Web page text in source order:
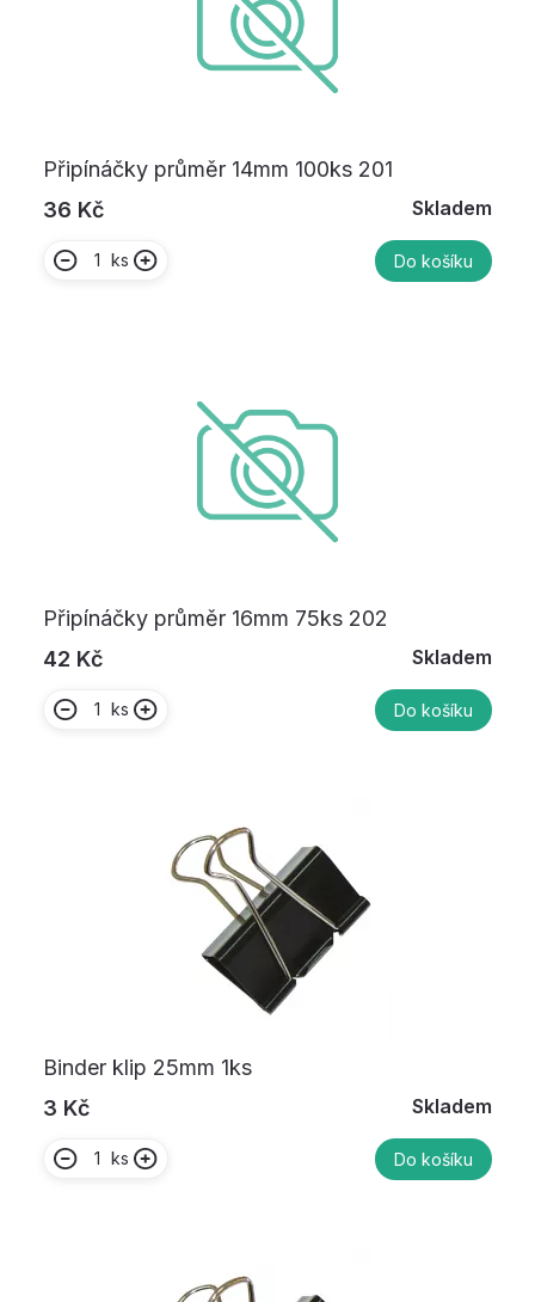
Připínáčky průměr 14mm 100ks 201
36 Kč
Skladem
ks Do košíku
Připínáčky průměr 16mm 75ks 202
42 Kč
Skladem
ks Do košíku
Binder klip 25mm 1ks
3 Kč
Skladem
ks Do košíku